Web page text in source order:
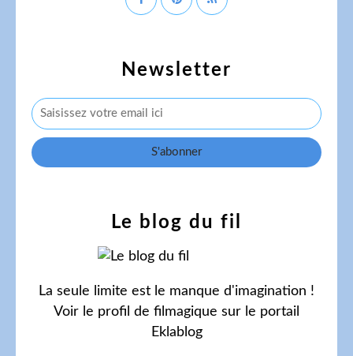
Newsletter
Le blog du fil
La seule limite est le manque d'imagination !
Voir le profil de filmagique sur le portail
Eklablog